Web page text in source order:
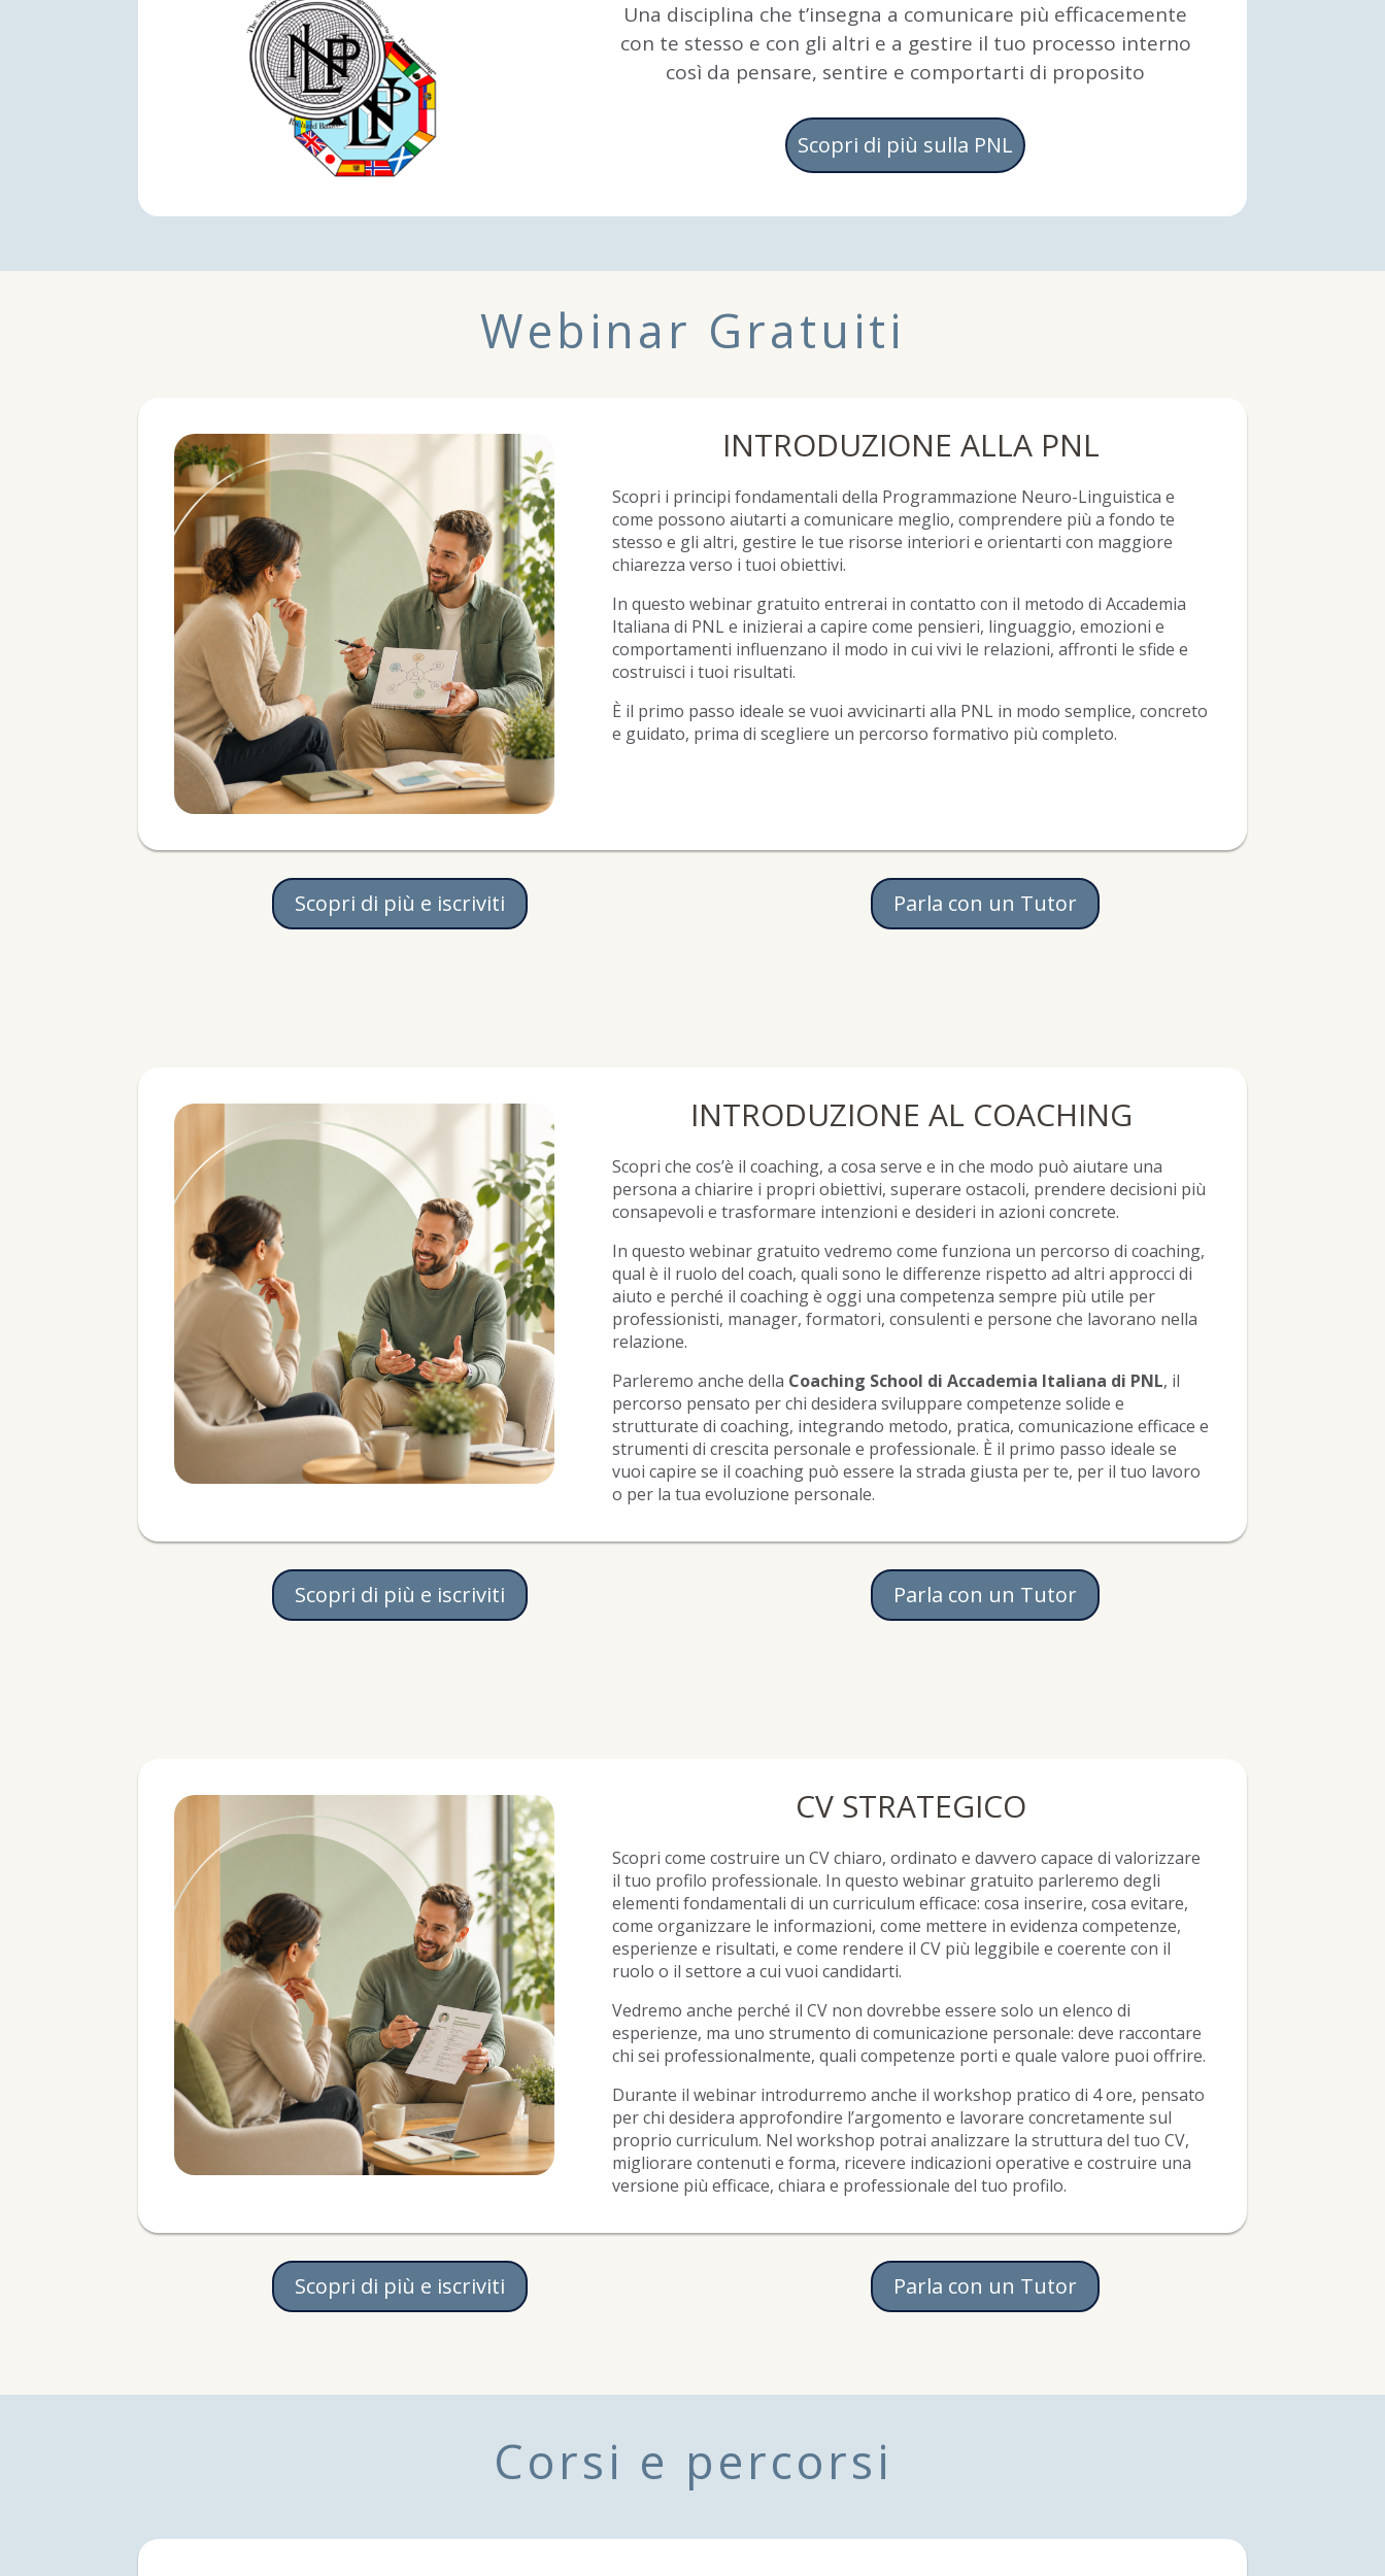
Una disciplina che t’insegna a comunicare più efficacemente
con te stesso e con gli altri e a gestire il tuo processo interno
così da pensare, sentire e comportarti di proposito
Scopri di più sulla PNL
Webinar Gratuiti
INTRODUZIONE ALLA PNL
Scopri i principi fondamentali della Programmazione Neuro-Linguistica e
come possono aiutarti a comunicare meglio, comprendere più a fondo te
stesso e gli altri, gestire le tue risorse interiori e orientarti con maggiore
chiarezza verso i tuoi obiettivi.
In questo webinar gratuito entrerai in contatto con il metodo di Accademia
Italiana di PNL e inizierai a capire come pensieri, linguaggio, emozioni e
comportamenti influenzano il modo in cui vivi le relazioni, affronti le sfide e
costruisci i tuoi risultati.
È il primo passo ideale se vuoi avvicinarti alla PNL in modo semplice, concreto
e guidato, prima di scegliere un percorso formativo più completo.
Scopri di più e iscriviti Parla con un Tutor
INTRODUZIONE AL COACHING
Scopri che cos’è il coaching, a cosa serve e in che modo può aiutare una
persona a chiarire i propri obiettivi, superare ostacoli, prendere decisioni più
consapevoli e trasformare intenzioni e desideri in azioni concrete.
In questo webinar gratuito vedremo come funziona un percorso di coaching,
qual è il ruolo del coach, quali sono le differenze rispetto ad altri approcci di
aiuto e perché il coaching è oggi una competenza sempre più utile per
professionisti, manager, formatori, consulenti e persone che lavorano nella
relazione.
Parleremo anche della Coaching School di Accademia Italiana di PNL, il
percorso pensato per chi desidera sviluppare competenze solide e
strutturate di coaching, integrando metodo, pratica, comunicazione efficace e
strumenti di crescita personale e professionale. È il primo passo ideale se
vuoi capire se il coaching può essere la strada giusta per te, per il tuo lavoro
o per la tua evoluzione personale.
Scopri di più e iscriviti Parla con un Tutor
CV STRATEGICO
Scopri come costruire un CV chiaro, ordinato e davvero capace di valorizzare
il tuo profilo professionale. In questo webinar gratuito parleremo degli
elementi fondamentali di un curriculum efficace: cosa inserire, cosa evitare,
come organizzare le informazioni, come mettere in evidenza competenze,
esperienze e risultati, e come rendere il CV più leggibile e coerente con il
ruolo o il settore a cui vuoi candidarti.
Vedremo anche perché il CV non dovrebbe essere solo un elenco di
esperienze, ma uno strumento di comunicazione personale: deve raccontare
chi sei professionalmente, quali competenze porti e quale valore puoi offrire.
Durante il webinar introdurremo anche il workshop pratico di 4 ore, pensato
per chi desidera approfondire l’argomento e lavorare concretamente sul
proprio curriculum. Nel workshop potrai analizzare la struttura del tuo CV,
migliorare contenuti e forma, ricevere indicazioni operative e costruire una
versione più efficace, chiara e professionale del tuo profilo.
Scopri di più e iscriviti Parla con un Tutor
Corsi e percorsi